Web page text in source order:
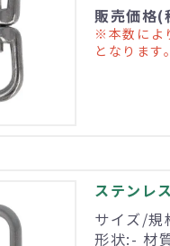
販売価格
※本数によ
となります。
ステンレ
サイズ/規
形状:- 材